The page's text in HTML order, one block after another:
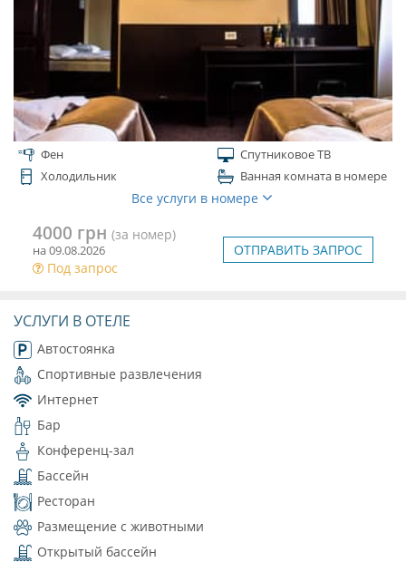
Фен
Спутниковое ТВ
Холодильник
Ванная комната в номере
Все услуги в номере
4000 грн (за номер)
на 09.08.2026
Под запрос
ОТПРАВИТЬ ЗАПРОС
УСЛУГИ В ОТЕЛЕ
Автостоянка
Спортивные развлечения
Интернет
Бар
Конференц-зал
Бассейн
Ресторан
Размещение с животными
Открытый бассейн